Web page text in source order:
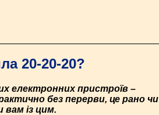
20-20-20?
електронних пристроїв –
без перерви, це рано чи
вам із цим.